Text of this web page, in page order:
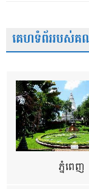
គេហទំព័ររបស់គណ
ភ្នំពេញ